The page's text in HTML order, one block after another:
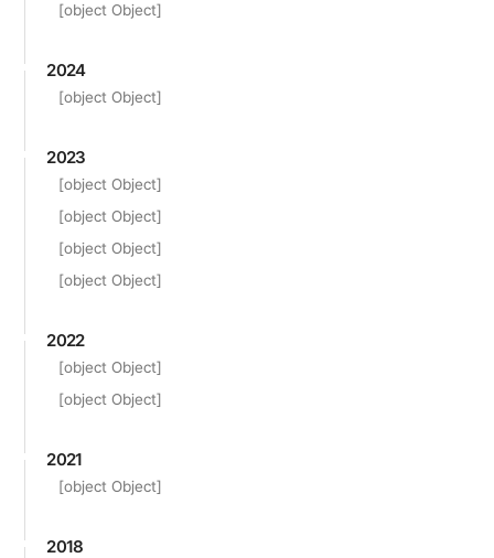
[object Object]
2024
[object Object]
2023
[object Object]
[object Object]
[object Object]
[object Object]
2022
[object Object]
[object Object]
2021
[object Object]
2018